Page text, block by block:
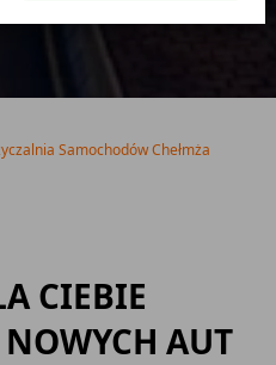
Samochodów Chełmża
CIEBIE
NOWYCH AUT
na temat
partnerów z plików cookie
osobowych, w tym
zawarte są w naszej